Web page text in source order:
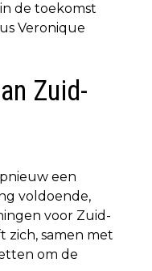
de toekomst
Veronique
Zuid-
een
voldoende,
voor Zuid-
zich, samen met
om de